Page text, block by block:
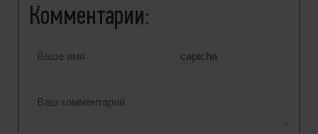
Комментарии:
captcha